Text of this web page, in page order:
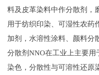
料及皮革染料中作分散剂，
用于纺织印染、可湿性农药
加剂，水溶性涂料、颜料分
分散剂NNO在工业上主要
染色，分散性与可溶性还原